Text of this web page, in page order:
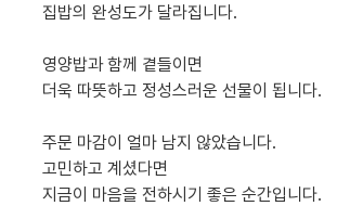
집밥의 완성도가 달라집니다.
영양밥과 함께 곁들이면
더욱 따뜻하고 정성스러운 선물이 됩니다.
주문 마감이 얼마 남지 않았습니다.
고민하고 계셨다면
지금이 마음을 전하시기 좋은 순간입니다.